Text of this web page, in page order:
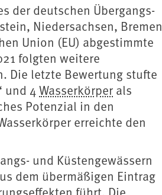
der deutschen Übergangs-
Niedersachsen, Bremen
Union (EU) abgestimmte
folgten weitere
Die letzte Bewertung stufte
und 4Wasserkörper als
Potenzial in den
erreichte den
und Küstengewässern
dem übermäßigen Eintrag
führt. Die